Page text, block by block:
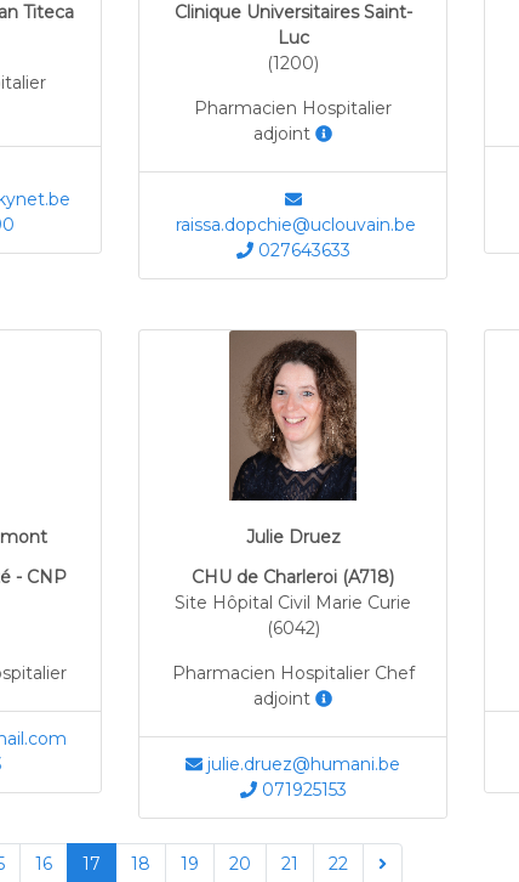
Titeca
Clinique Universitaires Saint-
Luc
(1200)
Pharmacien Hospitalier
adjoint
raissa.dopchie@uclouvain.be
027643633
- CNP
Julie Druez
CHU de Charleroi (A718)
Site Hôpital Civil Marie Curie
(6042)
Pharmacien Hospitalier Chef
adjoint
julie.druez@humani.be
071925153
16 17 18 19 20 21 22